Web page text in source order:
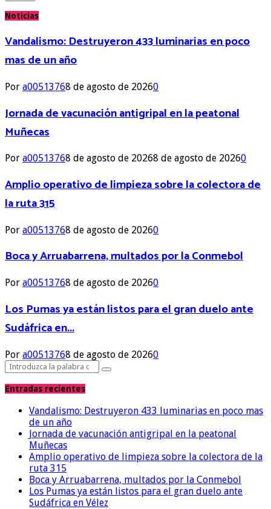
Noticias
Vandalismo: Destruyeron 433 luminarias en poco
mas de un año
Por a00513768 de agosto de 20260
Jornada de vacunación antigripal en la peatonal
Muñecas
Por a00513768 de agosto de 20268 de agosto de 20260
Amplio operativo de limpieza sobre la colectora de
la ruta 315
Por a00513768 de agosto de 20260
Boca y Arruabarrena, multados por la Conmebol
Por a00513768 de agosto de 20260
Los Pumas ya están listos para el gran duelo ante
Sudáfrica en...
Por a00513768 de agosto de 20260
Search
for:
Search
Entradas recientes
Vandalismo: Destruyeron 433 luminarias en poco mas
de un año
Jornada de vacunación antigripal en la peatonal
Muñecas
Amplio operativo de limpieza sobre la colectora de la
ruta 315
Boca y Arruabarrena, multados por la Conmebol
Los Pumas ya están listos para el gran duelo ante
Sudáfrica en Vélez